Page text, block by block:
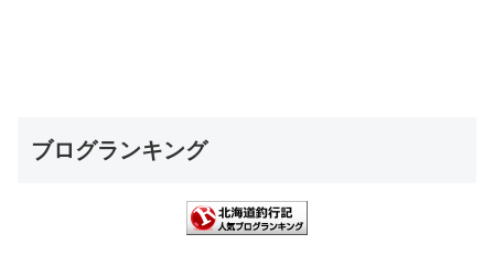
ブログランキング